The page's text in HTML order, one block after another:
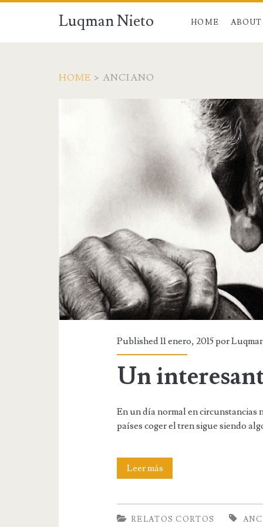
Luqman Nieto HOME ABOUT
HOME > ANCIANO
Published 11 enero, 2015 por
Un
En un día normal en circunstancias
países coger el tren sigue siendo
Leer másUn
RELATOS CORTOS